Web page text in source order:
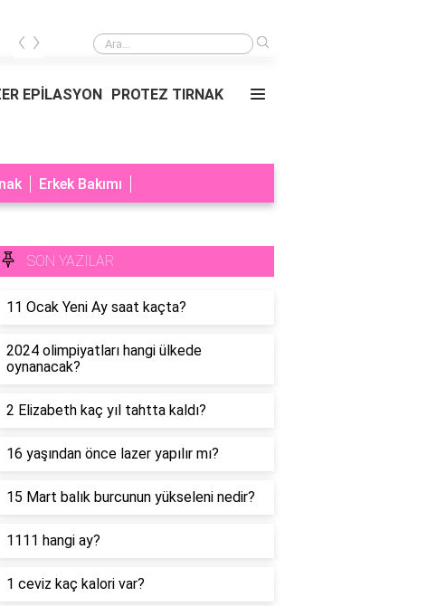
Dimyat pirinci neden meşhur?
‹ ›
EPİLASYON PROTEZ TIRNAK
Erkek Bakımı
SON YAZILAR
11 Ocak Yeni Ay saat kaçta?
2024 olimpiyatları hangi ülkede
oynanacak?
2 Elizabeth kaç yıl tahtta kaldı?
16 yaşından önce lazer yapılır mı?
15 Mart balık burcunun yükseleni nedir?
1111 hangi ay?
1 ceviz kaç kalori var?